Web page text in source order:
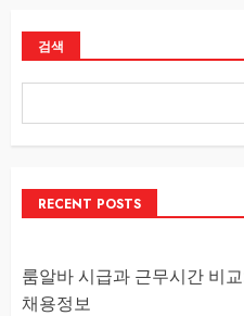
검색
RECENT POSTS
룸알바 시급과 근무시간 비
채용정보